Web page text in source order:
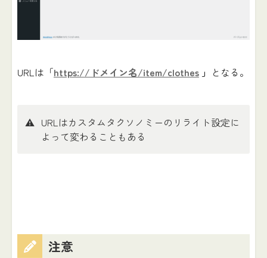
URLは「https://ドメイン名/item/clothes」 となる。
⚠️ URLはカスタムタクソノミーのリライト設定に
よって変わることもある
注意